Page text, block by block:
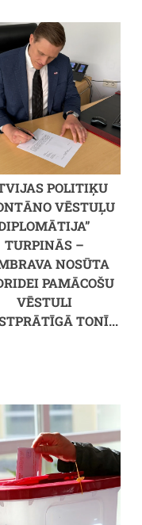
POLITIĶU
VĒSTUĻU
TURPINĀS –
NOSŪTA
PAMĀCOŠU
VĒSTULI
TONĪ...